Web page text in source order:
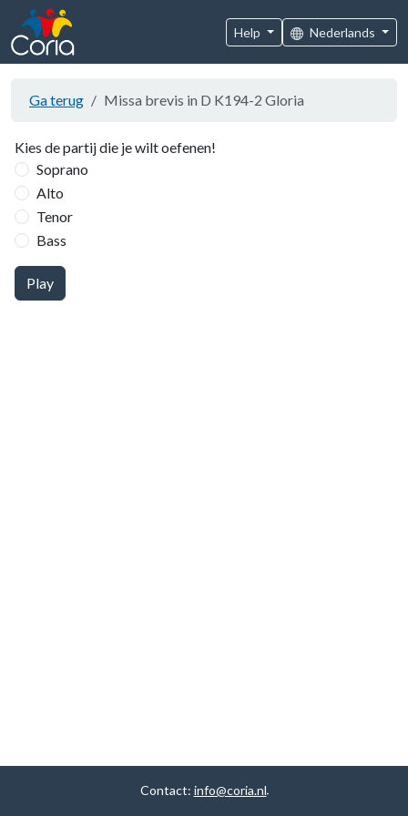
Help Nederlands
Ga terug Missa brevis in D K194-2 Gloria
Kies de partij die je wilt oefenen!
Soprano
Alto
Tenor
Bass
Play
Contact: info@coria.nl.